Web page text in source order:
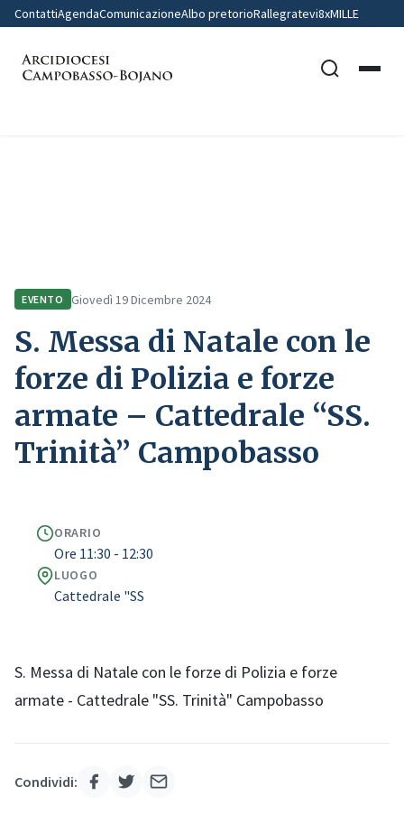
ContattiAgendaComunicazioneAlbo pretorioRallegratevi8xMILLE
EVENTO Giovedì 19 Dicembre 2024
S. Messa di Natale con le
forze di Polizia e forze
armate – Cattedrale “SS.
Trinità” Campobasso
ORARIO
Ore 11:30 - 12:30
LUOGO
Cattedrale "SS
S. Messa di Natale con le forze di Polizia e forze
armate - Cattedrale "SS. Trinità" Campobasso
Condividi: